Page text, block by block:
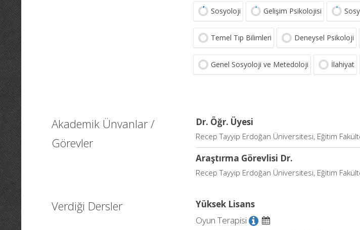
Sosyoloji Gelişim Psikolojisi
Temel Tıp Bilimleri Deneysel Psikoloji
Genel Sosyoloji ve Metedoloji İlahiyat
Akademik Ünvanlar /
Görevler
Dr. Öğr. Üyesi
Recep Tayyip Erdoğan Üniversitesi, Eğitim
Araştırma Görevlisi Dr.
Recep Tayyip Erdoğan Üniversitesi, Eğitim
Verdiği Dersler
Yüksek Lisans
Oyun Terapisi